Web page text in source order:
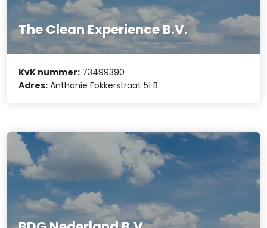
The Clean Experience B.V.
KvK nummer: 73499390
Adres: Anthonie Fokkerstraat 51 B